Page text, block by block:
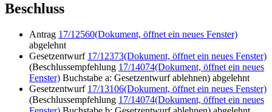
Beschluss
Antrag 17/12560(Dokument, öffnet ein neues Fenster)
abgelehnt
Gesetzentwurf 17/12373(Dokument, öffnet ein neues Fenster)
(Beschlussempfehlung 17/14074(Dokument, öffnet ein neues
Fenster) Buchstabe a: Gesetzentwurf ablehnen) abgelehnt
Gesetzentwurf 17/13106(Dokument, öffnet ein neues Fenster)
(Beschlussempfehlung 17/14074(Dokument, öffnet ein neues